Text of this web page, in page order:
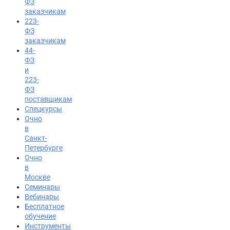
Вход на портал
8 (495) 228-47-43
заказчикам
223-
ФЗ
заказчикам
44-
ФЗ
и
223-
ФЗ
поставщикам
Спецкурсы
Очно
в
Санкт-
Петербурге
Очно
в
Москве
Семинары
Вебинары
Бесплатное
обучение
Инструменты